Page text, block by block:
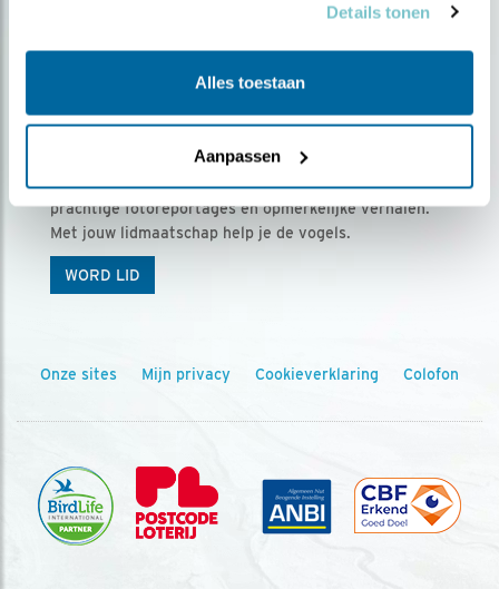
Details tonen
Alles toestaan
Aanpassen
Ontvang 5 x Vogels voor € 36,00 per jaar
Vogels is het tijdschrift voor onze leden, met
prachtige fotoreportages en opmerkelijke verhalen.
Met jouw lidmaatschap help je de vogels.
WORD LID
Onze sites Mijn privacy Cookieverklaring Colofon